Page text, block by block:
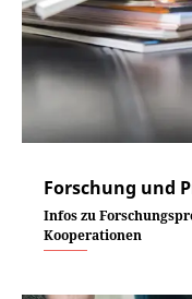
Forschung und
Infos zu
Kooperationen